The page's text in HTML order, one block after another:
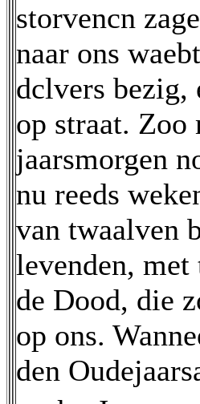
storvencn
naar ons
dclvers
op straat. Zoo
jaarsmorgen
nu reeds
van twaalven
levenden,
de Dood, die
op ons.
den